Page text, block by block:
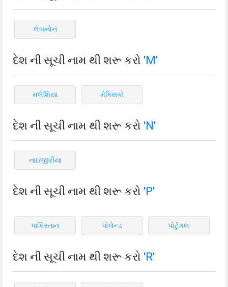
લેબનોન
દેશ ની સૂચી નામ થી શરૂ કરો 'M'
મલેશિયા મેક્સિકો
દેશ ની સૂચી નામ થી શરૂ કરો 'N'
નાઇજીરીયા
દેશ ની સૂચી નામ થી શરૂ કરો 'P'
પાકિસ્તાન પોલેન્ડ પોર્ટુગલ
દેશ ની સૂચી નામ થી શરૂ કરો 'R'